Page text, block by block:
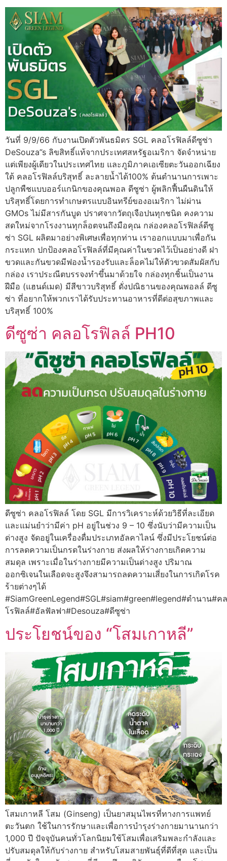
วันที่ 9/9/66 กับงานเปิดตัวพันธมิตร SGL คลอโรฟิลล์ดีซูซ่า
DeSouza”s ลิขสิทธิ์แท้จากประเทศสหรัฐอเมริกา จัดจำหน่าย
แต่เพียงผู้เดียวในประเทศไทย และภูมิภาคเอเซียตะวันออกเฉียง
ใต้ คลอโรฟิลล์บริสุทธิ์ ละลายน้ำได้100% ต้นตำนานการเพาะ
ปลูกพืชแบบออร์แกนิกของคุณพอล ดีซูซ่า ผู้พลิกฟื้นผืนดินให้
บริสุทธิ์โดยการทำเกษตรแบบอินทรีย์ของอเมริกา ไม่ผ่าน
GMOs ไม่มีสารกันบูด ปราศจากวัตถุเจือปนทุกชนิด คงความ
สดใหม่จากโรงงานทุกล็อตจนถึงมือคุณ กล่องคลอโรฟิลล์ดีซู
ซ่า SGL ผลิตมาอย่างพิเศษเพื่อทุกท่าน เราออกแบบมาเพื่อกัน
กระแทก ปกป้องคลอโรฟิลล์ที่มีคุณค่าในขวดไว้เป็นอย่างดี ฝา
ขวดและกันขวดมีฟองน้ำรองรับและล็อคไม่ให้ตัวขวดสัมผัสกับ
กล่อง เราประณีตบรรจงทำขึ้นมาด้วยใจ กล่องทุกชิ้นเป็นงาน
ฝีมือ (แฮนด์เมด) มีสีขาวบริสุทธิ์ ดั่งปณิธานของคุณพอลล์ ดีซู
ซ่า ที่อยากให้พวกเราได้รับประทานอาหารที่ดีต่อสุขภาพและ
บริสุทธิ์ 100%
ดีซูซ่า คลอโรฟิลล์ PH10
ดีซูซ่า คลอโรฟิลล์ โดย SGL มีการวิเคราะห์ด้วยวิธีที่ละเอียด
และแม่นยำว่ามีค่า pH อยู่ในช่วง 9 – 10 ซึ่งนับว่ามีความเป็น
ด่างสูง จัดอยู่ในเครื่องดื่มประเภทอัลคาไลน์ ซึ่งมีประโยชน์ต่อ
การลดความเป็นกรดในร่างกาย ส่งผลให้ร่างกายเกิดความ
สมดุล เพราะเมื่อในร่างกายมีความเป็นด่างสูง ปริมาณ
ออกซิเจนในเลือดจะสูงจึงสามารถลดความเสี่ยงในการเกิดโรค
ร้ายต่างๆได้
#SiamGreenLegend#SGL#siam#green#legend#ตำนาน#ค
โรฟิลล์#อัลฟัลฟา#Desouza#ดีซูซ่า
ประโยชน์ของ “โสมเกาหลี”
โสมเกาหลี โสม (Ginseng) เป็นยาสมุนไพรที่ทางการแพทย์
ตะวันตก ใช้ในการรักษาและเพื่อการบำรุงร่างกายมานานกว่า
1,000 ปี ปัจจุบันคนทั่วโลกนิยมใช้โสมเพื่อเสริมพละกำลังและ
ปรับสมดุลให้กับร่างกาย สำหรับโสมสายพันธุ์ที่ดีที่สุด และเป็น